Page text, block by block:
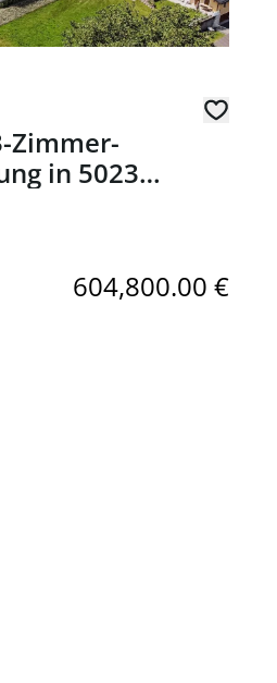
Zimmer-
in 5023
604,800.00 €
in 5023 Salzburg - zum